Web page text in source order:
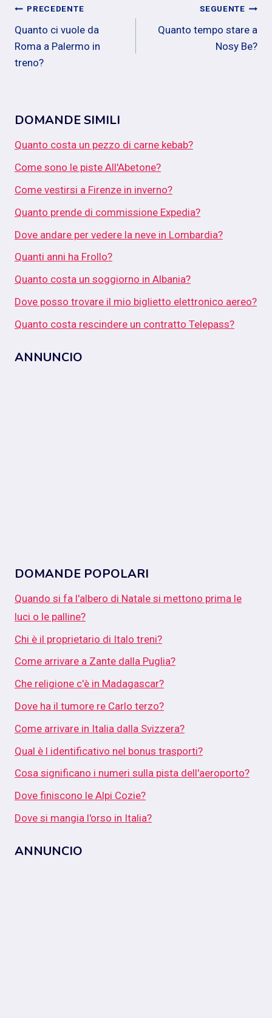
Navigazione
articoli
PRECEDENTE
Quanto ci vuole da
Roma a Palermo in
treno?
SEGUENTE
Quanto tempo stare a
Nosy Be?
DOMANDE SIMILI
Quanto costa un pezzo di carne kebab?
Come sono le piste All'Abetone?
Come vestirsi a Firenze in inverno?
Quanto prende di commissione Expedia?
Dove andare per vedere la neve in Lombardia?
Quanti anni ha Frollo?
Quanto costa un soggiorno in Albania?
Dove posso trovare il mio biglietto elettronico aereo?
Quanto costa rescindere un contratto Telepass?
ANNUNCIO
DOMANDE POPOLARI
Quando si fa l'albero di Natale si mettono prima le
luci o le palline?
Chi è il proprietario di Italo treni?
Come arrivare a Zante dalla Puglia?
Che religione c'è in Madagascar?
Dove ha il tumore re Carlo terzo?
Come arrivare in Italia dalla Svizzera?
Qual è l identificativo nel bonus trasporti?
Cosa significano i numeri sulla pista dell'aeroporto?
Dove finiscono le Alpi Cozie?
Dove si mangia l'orso in Italia?
ANNUNCIO